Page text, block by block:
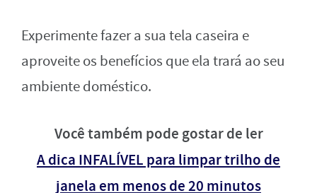
Experimente fazer a sua tela caseira e
aproveite os benefícios que ela trará ao seu
ambiente doméstico.
Você também pode gostar de ler
A dica INFALÍVEL para limpar trilho de
janela em menos de 20 minutos